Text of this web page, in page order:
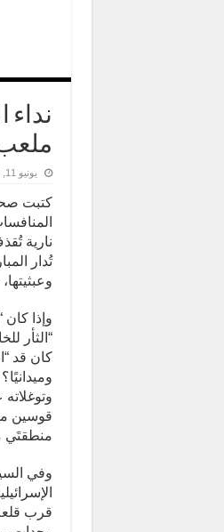
نداء
يونيو 11, 2026
نارية
تُدار
وإذا
“الثأر
كان قد
قوسين
منطقتَي
وفي
قرب